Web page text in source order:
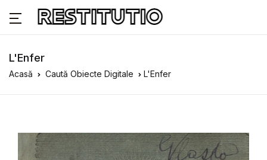
L'Enfer
Acasă Caută Obiecte Digitale L'Enfer